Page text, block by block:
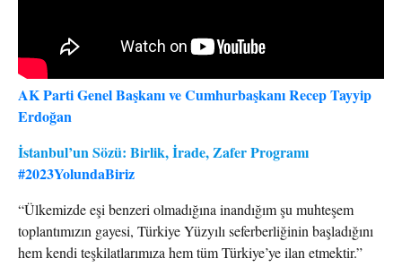
AK Parti Genel Başkanı ve Cumhurbaşkanı Recep Tayyip
Erdoğan
İstanbul’un Sözü: Birlik, İrade, Zafer Programı
#2023YolundaBiriz
“Ülkemizde eşi benzeri olmadığına inandığım şu muhteşem
toplantımızın gayesi, Türkiye Yüzyılı seferberliğinin başladığını
hem kendi teşkilatlarımıza hem tüm Türkiye’ye ilan etmektir.”